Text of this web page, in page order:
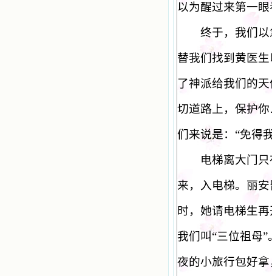
以为醒过来第一
终于，我们以
替我们找到黄医
了神派给我们的
切道路上，保护你
们来说是： “免得
电梯离大门只
来，入电梯。丽
时，她请电梯生
我们叫“三位祖母”
夜的小旅行包好